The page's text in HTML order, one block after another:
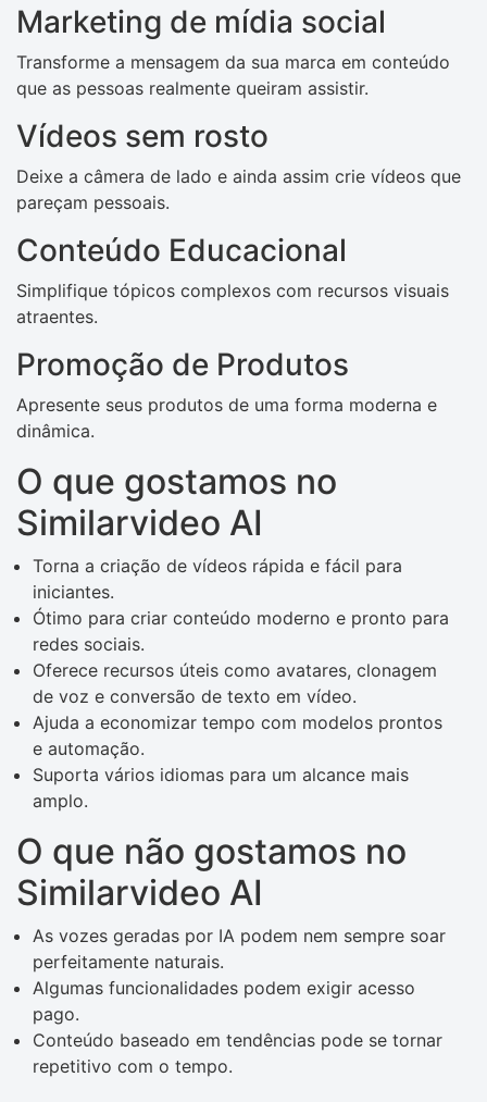
Marketing de mídia social
Transforme a mensagem da sua marca em conteúdo
que as pessoas realmente queiram assistir.
Vídeos sem rosto
Deixe a câmera de lado e ainda assim crie vídeos que
pareçam pessoais.
Conteúdo Educacional
Simplifique tópicos complexos com recursos visuais
atraentes.
Promoção de Produtos
Apresente seus produtos de uma forma moderna e
dinâmica.
O que gostamos no
Similarvideo AI
Torna a criação de vídeos rápida e fácil para
iniciantes.
Ótimo para criar conteúdo moderno e pronto para
redes sociais.
Oferece recursos úteis como avatares, clonagem
de voz e conversão de texto em vídeo.
Ajuda a economizar tempo com modelos prontos
e automação.
Suporta vários idiomas para um alcance mais
amplo.
O que não gostamos no
Similarvideo AI
As vozes geradas por IA podem nem sempre soar
perfeitamente naturais.
Algumas funcionalidades podem exigir acesso
pago.
Conteúdo baseado em tendências pode se tornar
repetitivo com o tempo.